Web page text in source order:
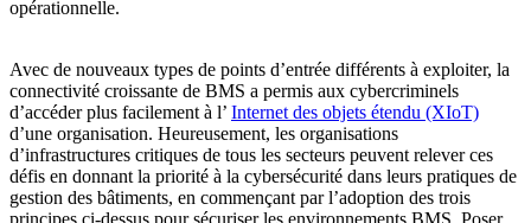
opérationnelle.
Avec de nouveaux types de points d’entrée différents à exploiter, la
connectivité croissante de BMS a permis aux cybercriminels
d’accéder plus facilement à l’ Internet des objets étendu (XIoT)
d’une organisation. Heureusement, les organisations
d’infrastructures critiques de tous les secteurs peuvent relever ces
défis en donnant la priorité à la cybersécurité dans leurs pratiques de
gestion des bâtiments, en commençant par l’adoption des trois
principes ci-dessus pour sécuriser les environnements BMS. Poser